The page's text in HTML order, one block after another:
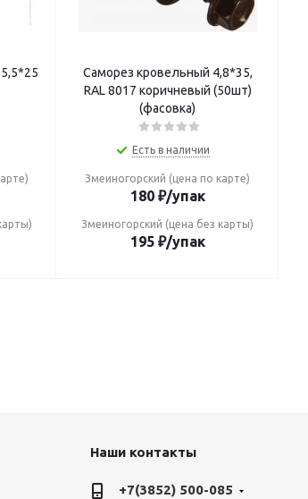
Саморез кровельный 4,8*35,
RAL 8017 коричневый (50шт)
(фасовка)
Есть в наличии
Змеиногорский (цена по карте)
180₽/упак
Змеиногорский (цена без карты)
195₽/упак
Наши контакты
+7(3852) 500-085